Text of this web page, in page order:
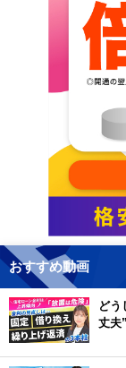
おすすめ動画
どう
丈夫